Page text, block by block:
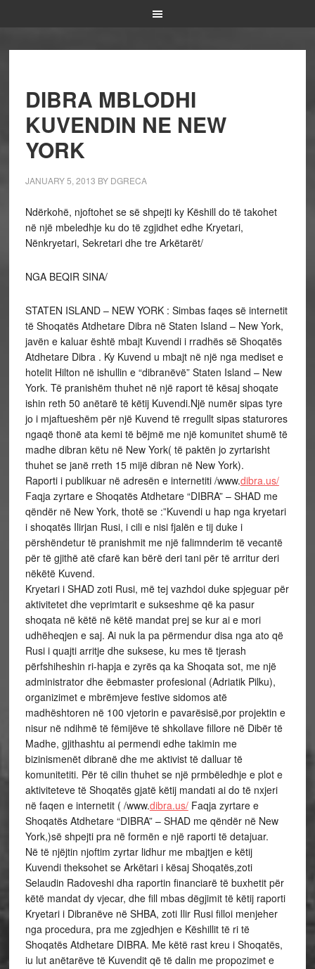
DIBRA MBLODHI
KUVENDIN NE NEW
YORK
JANUARY 5, 2013 BY DGRECA
Ndërkohë, njoftohet se së shpejti ky Këshill do të takohet
në një mbeledhje ku do të zgjidhet edhe Kryetari,
Nënkryetari, Sekretari dhe tre Arkëtarët/
NGA BEQIR SINA/
STATEN ISLAND – NEW YORK : Simbas faqes së internetit
të Shoqatës Atdhetare Dibra në Staten Island – New York,
javën e kaluar është mbajt Kuvendi i rradhës së Shoqatës
Atdhetare Dibra . Ky Kuvend u mbajt në një nga mediset e
hotelit Hilton në ishullin e “dibranëvë” Staten Island – New
York. Të pranishëm thuhet në një raport të kësaj shoqate
ishin reth 50 anëtarë të këtij Kuvendi.Një numër sipas tyre
jo i mjaftueshëm për një Kuvend të rregullt sipas staturores
ngaqë thonë ata kemi të bëjmë me një komunitet shumë të
madhe dibran këtu në New York( të paktën jo zyrtarisht
thuhet se janë rreth 15 mijë dibran në New York).
Raporti i publikuar në adresën e internetiti /www.dibra.us/
Faqja zyrtare e Shoqatës Atdhetare “DIBRA” – SHAD me
qëndër në New York, thotë se :”Kuvendi u hap nga kryetari
i shoqatës Ilirjan Rusi, i cili e nisi fjalën e tij duke i
përshëndetur të pranishmit me një falimnderim të vecantë
për të gjithë atë cfarë kan bërë deri tani për të arritur deri
nëkëtë Kuvend.
Kryetari i SHAD zoti Rusi, më tej vazhdoi duke spjeguar për
aktivitetet dhe veprimtarit e sukseshme që ka pasur
shoqata në këtë në këtë mandat prej se kur ai e mori
udhëheqjen e saj. Ai nuk la pa përmendur disa nga ato që
Rusi i quajti arritje dhe suksese, ku mes të tjerash
përfshiheshin ri-hapja e zyrës qa ka Shoqata sot, me një
administrator dhe ëebmaster profesional (Adriatik Pilku),
organizimet e mbrëmjeve festive sidomos atë
madhështoren në 100 vjetorin e pavarësisë,por projektin e
nisur në ndihmë të fëmijëve të shkollave fillore në Dibër të
Madhe, gjithashtu ai permendi edhe takimin me
bizinismenët dibranë dhe me aktivist të dalluar të
komunitetiti. Për të cilin thuhet se një prmbëledhje e plot e
aktiviteteve të Shoqatës gjatë këtij mandati ai do të nxjeri
në faqen e internetit ( /www.dibra.us/Faqja zyrtare e
Shoqatës Atdhetare “DIBRA” – SHAD me qëndër në New
York,)së shpejti pra në formën e një raporti të detajuar.
Në të njëjtin njoftim zyrtar lidhur me mbajtjen e këtij
Kuvendi theksohet se Arkëtari i kësaj Shoqatës,zoti
Selaudin Radoveshi dha raportin financiarë të buxhetit për
këtë mandat dy vjecar, dhe fill mbas dëgjimit të këtij raporti
Kryetari i Dibranëve në SHBA, zoti Ilir Rusi filloi menjeher
nga procedura, pra me zgjedhjen e Këshillit të ri të
Shoqatës Atdhetare DIBRA. Me këtë rast kreu i Shoqatës,
iu lut anëtarëve të Kuvendit që të dalin me propozimet e